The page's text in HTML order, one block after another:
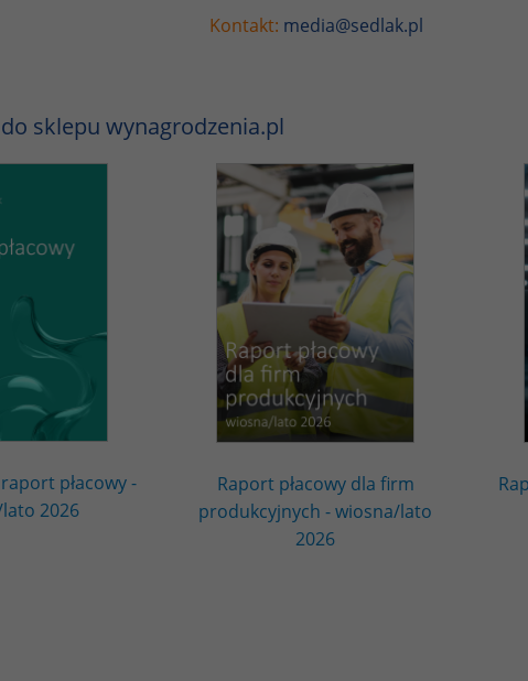
Kontakt: media@sedlak.pl
sklepu wynagrodzenia.pl
płacowy -
2026
Raport płacowy dla firm
produkcyjnych - wiosna/lato
2026